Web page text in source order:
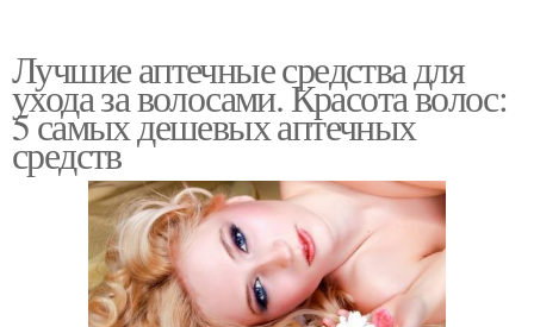
Лучшие аптечные средства для
ухода за волосами. Красота волос:
5 самых дешевых аптечных
средств